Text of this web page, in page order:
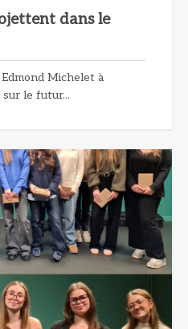
dans le
Michelet à
le futur...